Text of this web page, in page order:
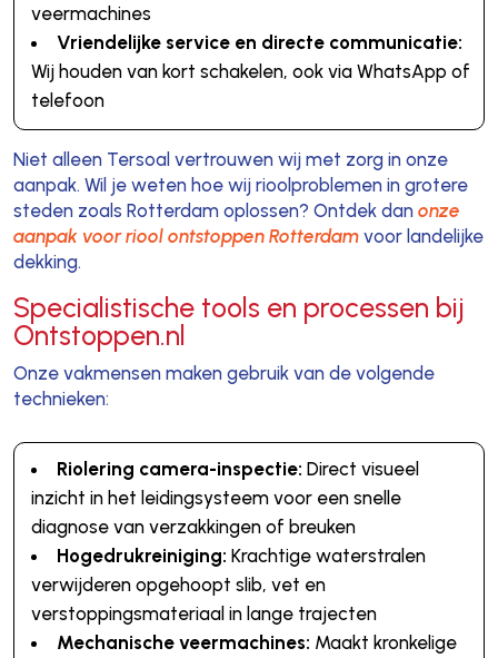
veermachines
Vriendelijke service en directe communicatie:
Wij houden van kort schakelen, ook via WhatsApp of
telefoon
Niet alleen Tersoal vertrouwen wij met zorg in onze
aanpak. Wil je weten hoe wij rioolproblemen in grotere
steden zoals Rotterdam oplossen? Ontdek dan onze
aanpak voor riool ontstoppen Rotterdamvoor landelijke
dekking.
Specialistische tools en processen bij
Ontstoppen.nl
Onze vakmensen maken gebruik van de volgende
technieken:
Riolering camera-inspectie: Direct visueel
inzicht in het leidingsysteem voor een snelle
diagnose van verzakkingen of breuken
Hogedrukreiniging: Krachtige waterstralen
verwijderen opgehoopt slib, vet en
verstoppingsmateriaal in lange trajecten
Mechanische veermachines: Maakt kronkelige